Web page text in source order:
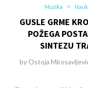
Muzika
GUSLE GRME
POŽEGA
SINTEZU
by Ostoja